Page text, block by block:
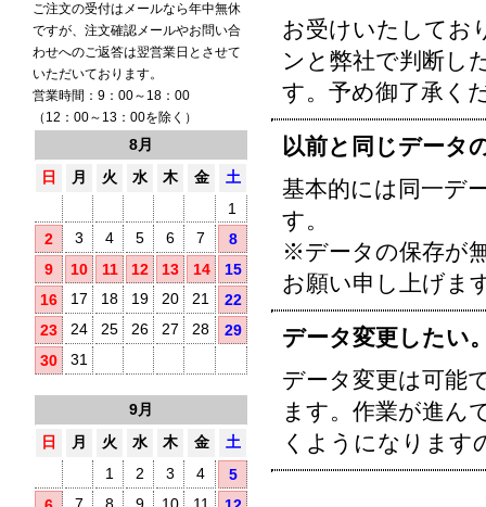
ご注文の受付はメールなら年中無休
ですが、注文確認メールやお問い合
わせへのご返答は翌営業日とさせて
いただいております。
営業時間：9：00～18：00
（12：00～13：00を除く）
8月
日
月 火 水 木 金
土
1
2
3 4 5 6 7
8
9
10 11 12 13 14
15
16
17 18 19 20 21
22
23
24 25 26 27 28
29
30
31
9月
日
月 火 水 木 金
土
1
2 3 4
5
お受けいたしてお
ンと弊社で判断し
す。予め御了承く
以前と同じデータ
基本的には同一デ
す。
※データの保存が
お願い申し上げま
データ変更したい
データ変更は可能
ます。作業が進ん
くようになります